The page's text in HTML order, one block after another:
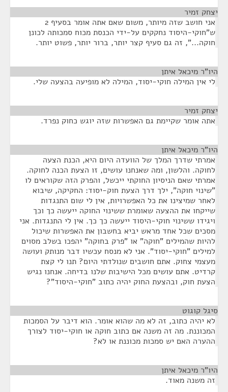
יצחק זמיר
אני חושב שזה מיותר, משום שאם אתה אומר בסעיף 2
ש"חוקי-היסוד נחקקים על-ידי הכנסת מכוח סמכותה לכונן
חוקה...", זה גם סעיף קצר יותר, ברור יותר, פשוט יותר.
היו"ר מיכאל איתן
לי אין המילה חוקי-יסוד, המילה לא מופיעה בהצעה שלי.
יצחק זמיר
אתה אומר שקיימת גם האפשרות שזה יוגש כחוק נפרד.
היו"ר מיכאל איתן
אמרתי שדרך המלך של הוועדה היום היא, הכנת הצעה
לחוקה. והלשון, ומה שאנחנו עושים, זו הצעת הכנה לחוקה.
אמרתי שאם הניסיון החוקתי ייכשל, והפרק הזה שקוראים לו
"שינוי חוקה", ילך דרך הצעת חוק-יסוד: החקיקה, שיבוא
לאחר שמיצינו את כל האפשרויות, אין לי שום התנגדות
שייקחו את ההצעה שאומרת ששינוי החוקה ייעשה כך וכך
ויגידו ששינוי חוקי-היסוד ייעשה כך כך. אין לי התנגדות. אני
מסכים שכל אחד מראש יביא בחשבון את האפשרות שיכול
להיות שהמילים "חוקה" או "פרק בחוקה" יהפכו בשלב מסוים
למילים "חוקי-יסוד". אני לא מנסח עכשיו דבר מנותק ועושה
מעצמי צחוק. אתם חושבים שנולדתי היום? תנו לי קצת
קרדיט. אתם עושים מכל הישיבות שלנו בדיחה. אנחנו נגיש
הצעת חוק, ובהצעת החוק יהיה כתוב "חוקי-היסוד"?
סיגל קוגוט
לא יהיה כתוב, זה לא מה שהוא אומר. הוא דיבר על הסמכות
המכוננת. מה זה משנה אם כתוב חוקה או חוקי-יסוד לצורך
ההערה האם יש סמכות מכוננת או לא?
היו"ר מיכאל איתן
זה משנה מאוד.